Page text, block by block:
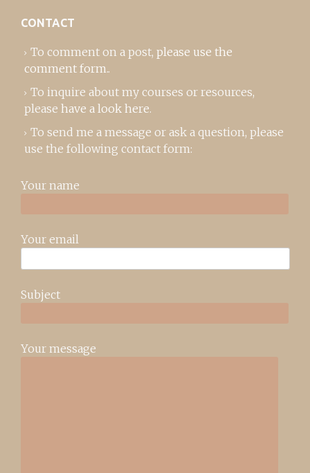
CONTACT
To comment on a post, please use the
comment form..
To inquire about my courses or resources,
please have a look here.
To send me a message or ask a question, please
use the following contact form:
Your name
Your email
Subject
Your message